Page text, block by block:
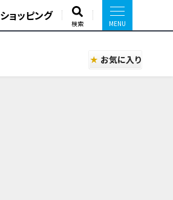
ショッピング
検索
お気に入り